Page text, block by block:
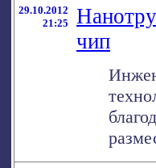
29.10.2012
21:25
чип